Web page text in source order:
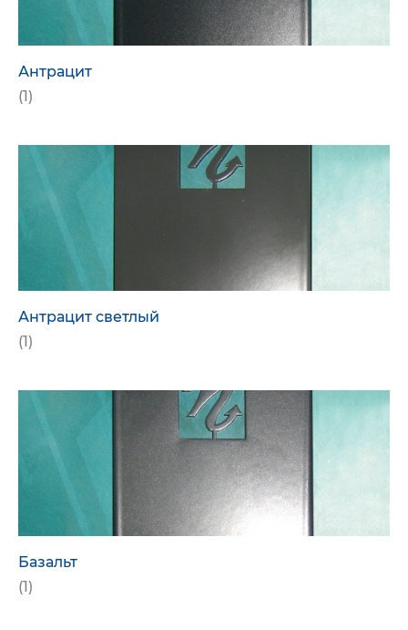
Антрацит
(1)
Антрацит светлый
(1)
Базальт
(1)